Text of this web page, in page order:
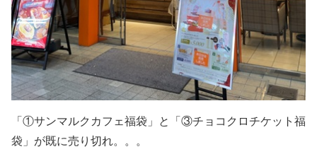
「①サンマルクカフェ福袋」と「③チョコクロチケット福
袋」が既に売り切れ。。。